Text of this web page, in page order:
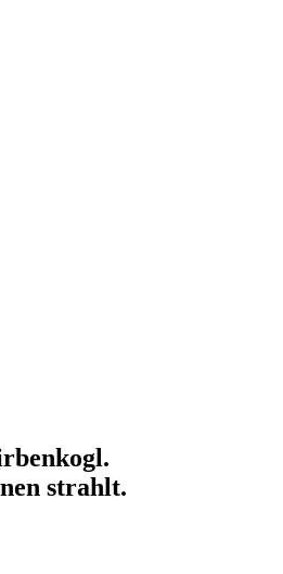
strahlt.